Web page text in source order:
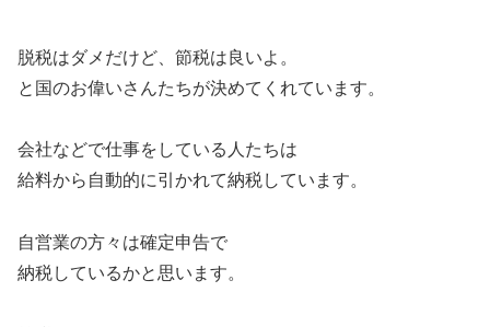
脱税はダメだけど、節税は良いよ。
と国のお偉いさんたちが決めてくれています。
会社などで仕事をしている人たちは
給料から自動的に引かれて納税しています。
自営業の方々は確定申告で
納税しているかと思います。